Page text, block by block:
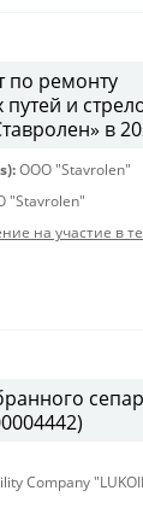
по ремонту
и
в
OOO "Stavrolen"
"Stavrolen"
на участие в
Company